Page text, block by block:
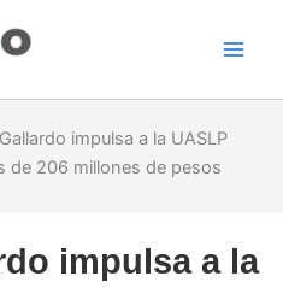
impulsa a la UASLP
de 206 millones de pesos
impulsa a la